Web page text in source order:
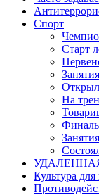
Спорт
Старт
На
УДАЛЕННАЯ
Культура